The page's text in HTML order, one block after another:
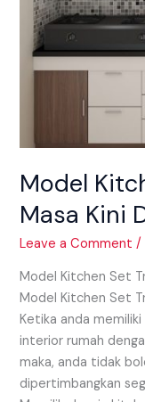
Model
Masa Kini
Leave a Comment /
Model Kitchen Set
Model Kitchen Set
Ketika anda
interior rumah
maka, anda tidak
dipertimbangkan